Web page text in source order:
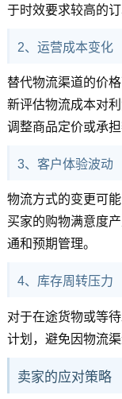
于时效要求较高的订
2、运营成本变化
替代物流渠道的价
新评估物流成本对
调整商品定价或承担
3、客户体验波动
物流方式的变更可
买家的购物满意度
通和预期管理。
4、库存周转压力
对于在途货物或等
计划，避免因物流
卖家的应对策略